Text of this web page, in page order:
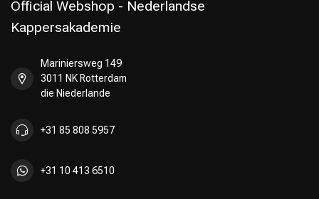
Official Webshop - Nederlandse
Kappersakademie
Mariniersweg 149
3011 NK Rotterdam
die Niederlande
+31 85 808 5957
+31 10 413 6510